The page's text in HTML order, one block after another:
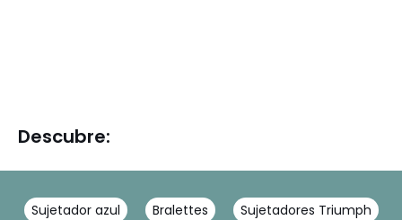
Descubre:
Sujetador azul Bralettes Sujetadores Triumph